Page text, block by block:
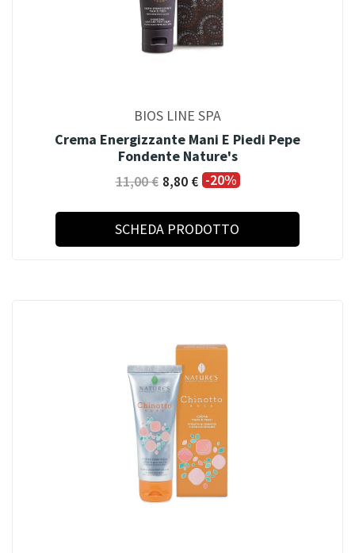
BIOS LINE SPA
Crema Energizzante Mani E Piedi Pepe
Fondente Nature's
11,00 € 8,80 € -20%
SCHEDA PRODOTTO